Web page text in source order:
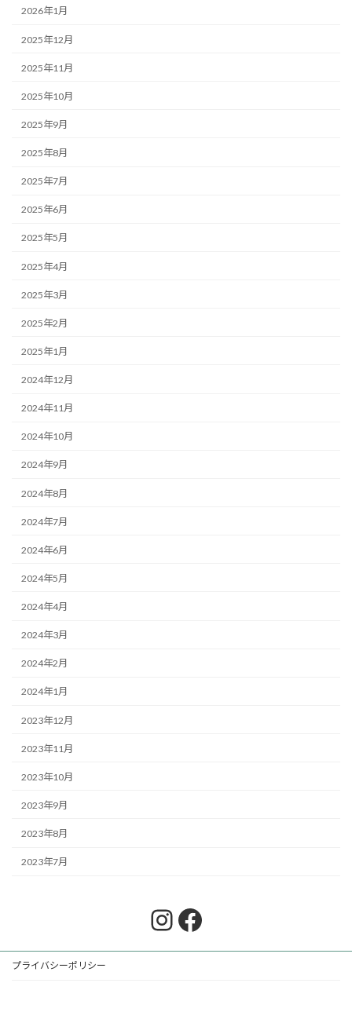
2026年1月
2025年12月
2025年11月
2025年10月
2025年9月
2025年8月
2025年7月
2025年6月
2025年5月
2025年4月
2025年3月
2025年2月
2025年1月
2024年12月
2024年11月
2024年10月
2024年9月
2024年8月
2024年7月
2024年6月
2024年5月
2024年4月
2024年3月
2024年2月
2024年1月
2023年12月
2023年11月
2023年10月
2023年9月
2023年8月
2023年7月
Instagram
Facebook
プライバシーポリシー